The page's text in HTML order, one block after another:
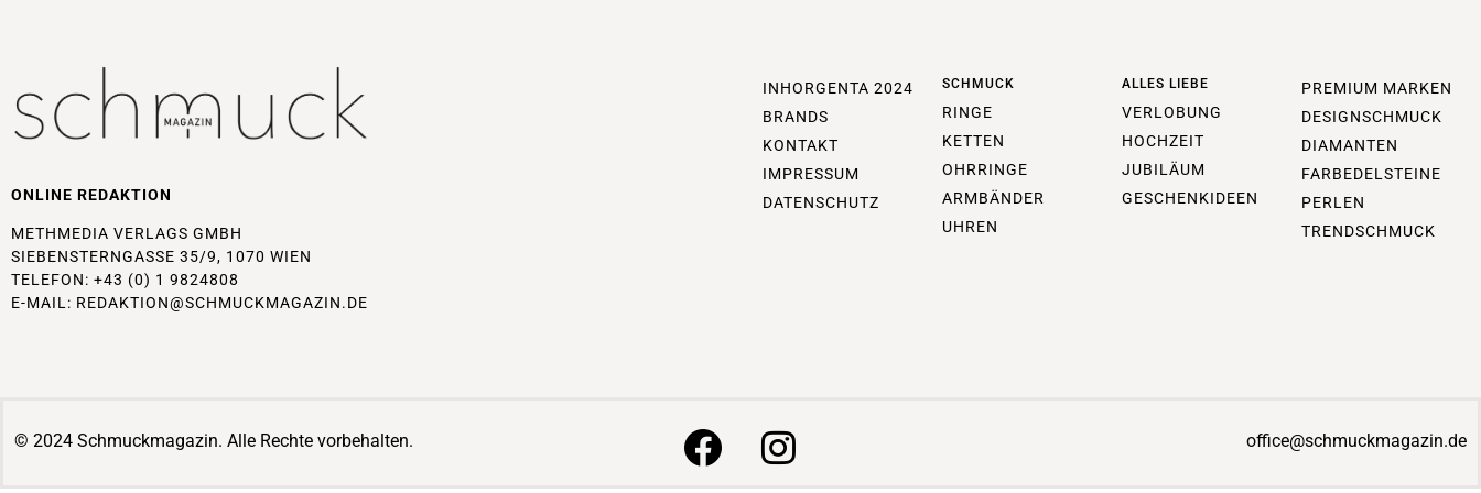
ONLINE REDAKTION
METHMEDIA VERLAGS GMBH
SIEBENSTERNGASSE 35/9, 1070 WIEN
TELEFON: +43 (0) 1 9824808
E-MAIL: REDAKTION@SCHMUCKMAGAZIN.DE
INHORGENTA 2024
BRANDS
KONTAKT
IMPRESSUM
DATENSCHUTZ
SCHMUCK
RINGE
KETTEN
OHRRINGE
ARMBÄNDER
UHREN
ALLES LIEBE
VERLOBUNG
HOCHZEIT
JUBILÄUM
GESCHENKIDEEN
PREMIUM MARKEN
DESIGNSCHMUCK
DIAMANTEN
FARBEDELSTEINE
PERLEN
TRENDSCHMUCK
© 2024 Schmuckmagazin. Alle Rechte vorbehalten. office@schmuckmagazin.de